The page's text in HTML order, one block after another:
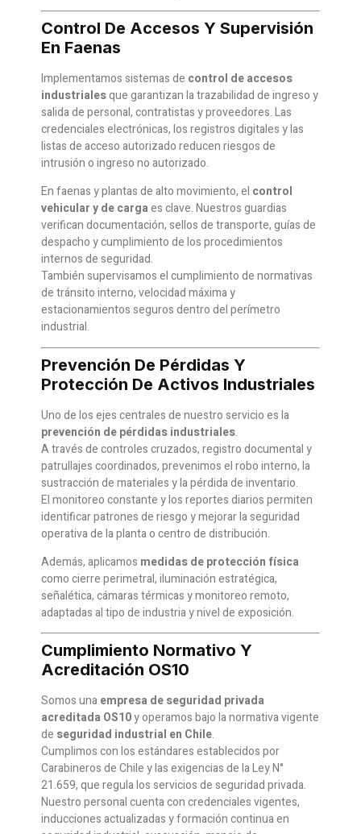
Control De Accesos Y Supervisión
En Faenas
Implementamos sistemas de control de accesos
industrialesque garantizan la trazabilidad de ingreso y
salida de personal, contratistas y proveedores. Las
credenciales electrónicas, los registros digitales y las
listas de acceso autorizado reducen riesgos de
intrusión o ingreso no autorizado.
En faenas y plantas de alto movimiento, el control
vehicular y de cargaes clave. Nuestros guardias
verifican documentación, sellos de transporte, guías de
despacho y cumplimiento de los procedimientos
internos de seguridad.
También supervisamos el cumplimiento de normativas
de tránsito interno, velocidad máxima y
estacionamientos seguros dentro del perímetro
industrial.
Prevención De Pérdidas Y
Protección De Activos Industriales
Uno de los ejes centrales de nuestro servicio es la
prevención de pérdidas industriales.
A través de controles cruzados, registro documental y
patrullajes coordinados, prevenimos el robo interno, la
sustracción de materiales y la pérdida de inventario.
El monitoreo constante y los reportes diarios permiten
identificar patrones de riesgo y mejorar la seguridad
operativa de la planta o centro de distribución.
Además, aplicamos medidas de protección física
como cierre perimetral, iluminación estratégica,
señalética, cámaras térmicas y monitoreo remoto,
adaptadas al tipo de industria y nivel de exposición.
Cumplimiento Normativo Y
Acreditación OS10
Somos unaempresa de seguridad privada
acreditada OS10y operamos bajo la normativa vigente
de seguridad industrial en Chile.
Cumplimos con los estándares establecidos por
Carabineros de Chile y las exigencias de la Ley N°
21.659, que regula los servicios de seguridad privada.
Nuestro personal cuenta con credenciales vigentes,
inducciones actualizadas y formación continua en